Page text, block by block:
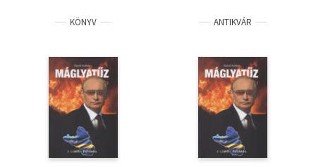
Tankönyv, segédkönyv
Társadalomtudomány
Természettudomány
Történelem
KÖNYV ANTIKVÁR